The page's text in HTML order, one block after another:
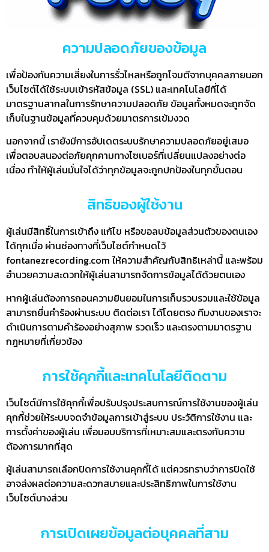
ความปลอดภัยของข้อมูล
เพื่อป้องกันความเสี่ยงในการรั่วไหลหรือถูกโจมตีจากบุคคลภายนอก
เว็บไซต์ได้ใช้ระบบเข้ารหัสข้อมูล (SSL) และเทคโนโลยีที่ได้
มาตรฐานสากลในการรักษาความปลอดภัย ข้อมูลทั้งหมดจะถูกจัด
เก็บในฐานข้อมูลที่ควบคุมด้วยมาตรการเข้มงวด
นอกจากนี้ เรายังมีการอัปเดตระบบรักษาความปลอดภัยอยู่เสมอ
เพื่อตอบสนองต่อภัยคุกคามทางไซเบอร์ที่เปลี่ยนแปลงอย่างต่อ
เนื่อง ทำให้ผู้เล่นมั่นใจได้ว่าทุกข้อมูลจะถูกปกป้องในทุกขั้นตอน
สิทธิของผู้ใช้งาน
ผู้เล่นมีสิทธิ์ในการเข้าถึง แก้ไข หรือขอลบข้อมูลส่วนตัวของตนเอง
ได้ทุกเมื่อ ผ่านช่องทางที่เว็บไซต์กำหนดไว้
fontanezrecording.com ให้ความสำคัญกับสิทธิเหล่านี้ และพร้อม
อำนวยความสะดวกให้ผู้เล่นสามารถจัดการข้อมูลได้ด้วยตนเอง
หากผู้เล่นต้องการถอนความยินยอมในการเก็บรวบรวมและใช้ข้อมูล
สามารถยื่นคำร้องผ่านระบบ ติดต่อเรา ได้โดยตรง ทีมงานของเราจะ
ดำเนินการตามคำร้องอย่างสุภาพ รวดเร็ว และตรงตามมาตรฐาน
กฎหมายที่เกี่ยวข้อง
การใช้คุกกี้และเทคโนโลยีติดตาม
เว็บไซต์มีการใช้คุกกี้เพื่อปรับปรุงประสบการณ์การใช้งานของผู้เล่น
คุกกี้ช่วยให้ระบบจดจำข้อมูลการเข้าสู่ระบบ ประวัติการใช้งาน และ
การตั้งค่าของผู้เล่น เพื่อมอบบริการที่เหมาะสมและตรงกับความ
ต้องการมากที่สุด
ผู้เล่นสามารถเลือกปิดการใช้งานคุกกี้ได้ แต่ควรทราบว่าการปิดใช้
อาจส่งผลต่อความสะดวกสบายและประสิทธิภาพในการใช้งาน
เว็บไซต์บางส่วน
การเปิดเผยข้อมูลต่อบุคคลที่สาม